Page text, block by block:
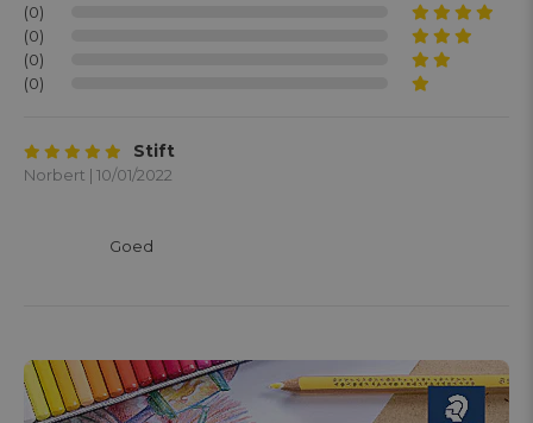
(0)
(0)
(0)
(0)
Stift
Norbert | 10/01/2022